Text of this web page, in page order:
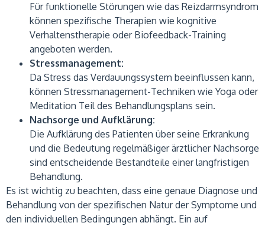
Für funktionelle Störungen wie das Reizdarmsyndrom
können spezifische Therapien wie kognitive
Verhaltenstherapie oder Biofeedback-Training
angeboten werden.
Stressmanagement:
Da Stress das Verdauungssystem beeinflussen kann,
können Stressmanagement-Techniken wie Yoga oder
Meditation Teil des Behandlungsplans sein.
Nachsorge und Aufklärung:
Die Aufklärung des Patienten über seine Erkrankung
und die Bedeutung regelmäßiger ärztlicher Nachsorge
sind entscheidende Bestandteile einer langfristigen
Behandlung.
Es ist wichtig zu beachten, dass eine genaue Diagnose und
Behandlung von der spezifischen Natur der Symptome und
den individuellen Bedingungen abhängt. Ein auf